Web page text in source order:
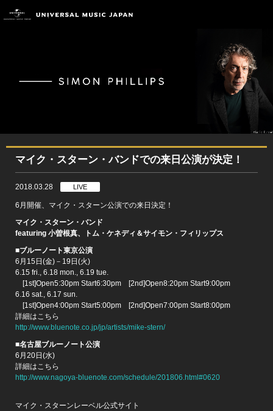
マイク・スターン・バンドでの来日公演が決定！
2018.03.28 LIVE
6月開催、マイク・スターン公演での来日決定！
マイク・スターン・バンド
featuring 小曽根真、トム・ケネディ＆サイモン・フィリップス
■ブルーノート東京公演
6月15日(金)－19日(火)
6.15 fri., 6.18 mon., 6.19 tue.
[1st]Open5:30pm Start6:30pm [2nd]Open8:20pm Start9:00pm
6.16 sat., 6.17 sun.
[1st]Open4:00pm Start5:00pm [2nd]Open7:00pm Start8:00pm
詳細はこちら
http://www.bluenote.co.jp/jp/artists/mike-stern/
■名古屋ブルーノート公演
6月20日(水)
詳細はこちら
http://www.nagoya-bluenote.com/schedule/201806.html#0620
マイク・スターンレーベル公式サイト